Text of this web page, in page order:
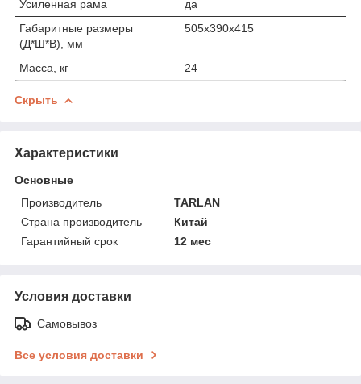
Усиленная рама
да
Габаритные размеры
(Д*Ш*В), мм
505х390х415
Масса, кг 24
Скрыть
Характеристики
Основные
Производитель
TARLAN
Страна производитель
Китай
Гарантийный срок
12 мес
Условия доставки
Самовывоз
Все условия доставки